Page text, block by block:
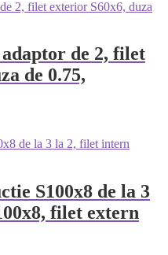
de 2, filet
de 0.75,
S100x8 de la 3
filet extern